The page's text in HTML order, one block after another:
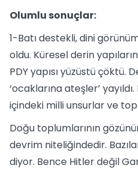
Olumlu sonuçlar:
1-Batı destekli, dini
oldu. Küresel derin
PDY yapısı yüzüstü çöktü.
‘ocaklarına ateşler’
içindeki milli unsurlar ve
Doğu toplumlarının
devrim niteliğindedir.
diyor. Bence Hitler değil